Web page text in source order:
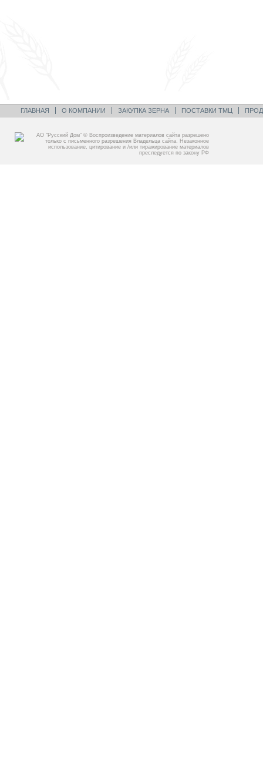
ГЛАВНАЯ О КОМПАНИИ ЗАКУПКА ЗЕРНА ПОСТАВКИ ТМЦ
АО “Русский Дом” © Воспроизведение материалов сайта разрешено
только с письменного разрешения Владельца сайта. Незаконное
использование, цитирование и /или тиражирование материалов
преследуется по закону РФ